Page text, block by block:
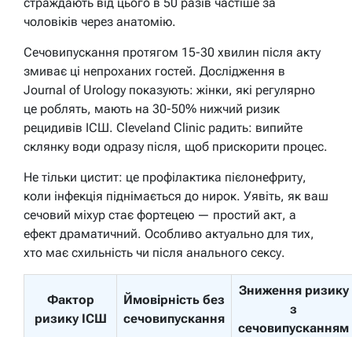
чоловіків через анатомію.
Сечовипускання протягом 15-30 хвилин після акту
змиває ці непроханих гостей. Дослідження в
Journal of Urology показують: жінки, які регулярно
це роблять, мають на 30-50% нижчий ризик
рецидивів ІСШ. Cleveland Clinic радить: випийте
склянку води одразу після, щоб прискорити процес.
Не тільки цистит: це профілактика пієлонефриту,
коли інфекція піднімається до нирок. Уявіть, як ваш
сечовий міхур стає фортецею — простий акт, а
ефект драматичний. Особливо актуально для тих,
хто має схильність чи після анального сексу.
Фактор
ризику ІСШ
Ймовірність без
сечовипускання
Зниження ризику
з
сечовипусканням